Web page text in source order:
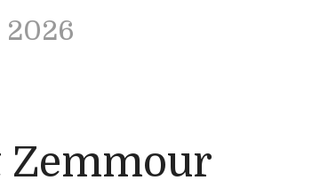
Zemmour